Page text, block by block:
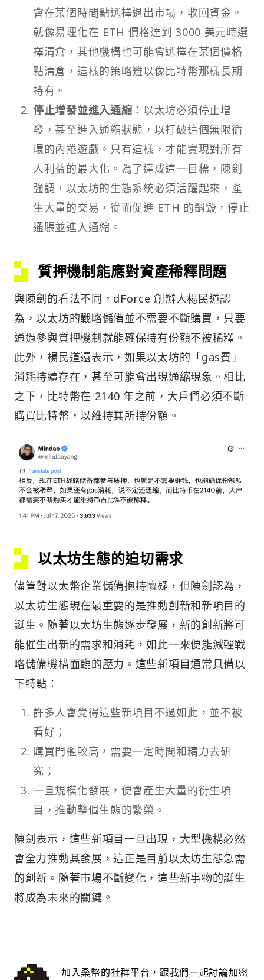
會在某個時間點選擇退出市場，收回資金。
就像易理化在 ETH 價格達到 3000 美元時選
擇清倉，其他機構也可能會選擇在某個價格
點清倉，這樣的策略難以像比特幣那樣長期
持有。
停止增發並進入通縮 ：以太坊必須停止增
發，甚至進入通縮狀態，以打破這個無限循
環的內捲遊戲。只有這樣，才能實現對所有
人利益的最大化。為了達成這一目標，陳劍
強調，以太坊的生態系統必須活躍起來，產
生大量的交易，從而促進 ETH 的銷毀，停止
通脹並進入通縮。
質押機制能應對資產稀釋問題
與陳劍的看法不同，dForce 創辦人楊民道認
為，以太坊的戰略儲備並不需要不斷購買，只要
通過參與質押機制就能確保持有份額不被稀釋。
此外，楊民道還表示，如果以太坊的「gas費」
消耗持續存在，甚至可能會出現通縮現象。相比
之下，比特幣在 2140 年之前，大戶們必須不斷
購買比特幣，以維持其所持份額。
以太坊生態的迫切需求
儘管對以太幣企業儲備抱持懷疑，但陳劍認為，
以太坊生態現在最重要的是推動創新和新項目的
誕生。隨著以太坊生態逐步發展，新的創新將可
能催生出新的需求和消耗，如此一來便能減輕戰
略儲備機構面臨的壓力。這些新項目通常具備以
下特點：
許多人會覺得這些新項目不過如此，並不被
看好；
購買門檻較高，需要一定時間和精力去研
究；
一旦規模化發展，便會產生大量的衍生項
目，推動整個生態的繁榮。
陳劍表示，這些新項目一旦出現，大型機構必然
會全力推動其發展，這正是目前以太坊生態急需
的創新。隨著市場不斷變化，這些新事物的誕生
將成為未來的關鍵。
加入桑幣的社群平台，跟我們一起討論加密